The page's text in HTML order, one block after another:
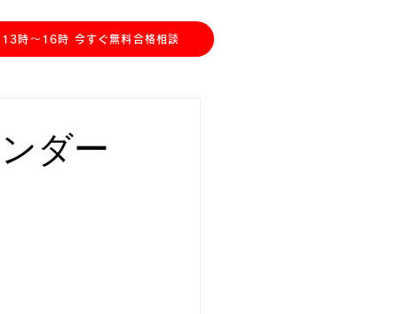
教室】中3受験生＆中1,2生、受入中！
13時〜16時 今すぐ無料合格相談
ダー